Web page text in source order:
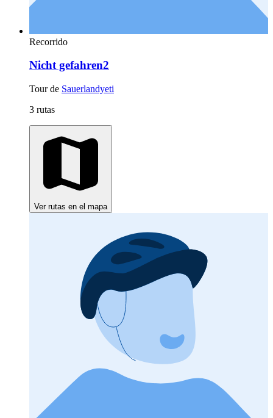
Recorrido
Nicht gefahren2
Tour de Sauerlandyeti
3 rutas
Ver rutas en el mapa